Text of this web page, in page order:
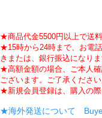
★商品代金5500円以上で送
★15時から24時まで、お電
きまたは、銀行振込になりま
★高額金額の場合、ご本人
ございます。ご了承ください
★新規会員登録は、購入の際
★海外発送について